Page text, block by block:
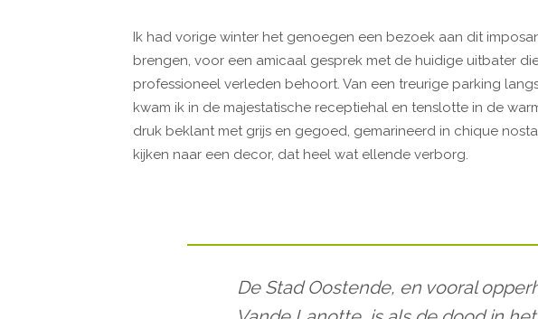
Ik had vorige winter het genoegen een bezoek aan dit
brengen, voor een amicaal gesprek met de huidige uitbater
professioneel verleden behoort. Van een treurige parking
kwam ik in de majestatische receptiehal en tenslotte in de
druk beklant met grijs en gegoed, gemarineerd in chique
kijken naar een decor, dat heel wat ellende verborg.
De Stad Oostende, en vooral